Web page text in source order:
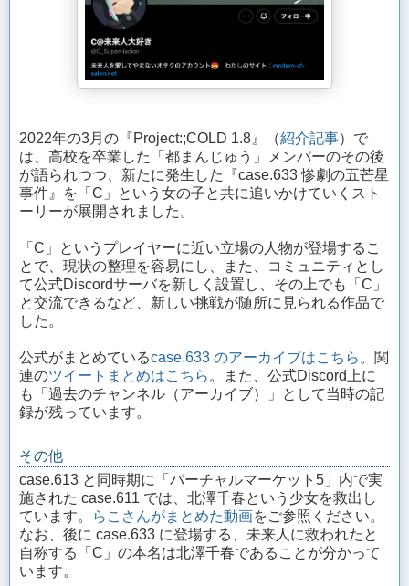
2022年の3月の『Project:;COLD 1.8』（紹介記事）で
は、高校を卒業した「都まんじゅう」メンバーのその後
が語られつつ、新たに発生した『case.633 惨劇の五芒星
事件』を「C」という女の子と共に追いかけていくスト
ーリーが展開されました。
「C」というプレイヤーに近い立場の人物が登場するこ
とで、現状の整理を容易にし、また、コミュニティとし
て公式Discordサーバを新しく設置し、その上でも「C」
と交流できるなど、新しい挑戦が随所に見られる作品で
した。
公式がまとめているcase.633 のアーカイブはこちら 。関
連のツイートまとめはこちら 。また、公式Discord上に
も「過去のチャンネル（アーカイブ）」として当時の記
録が残っています。
その他
case.613 と同時期に「バーチャルマーケット5」内で実
施された case.611 では、北澤千春という少女を救出し
ています。
らこさんがまとめた動画をご参照ください。
なお、後に case.633 に登場する、未来人に救われたと
自称する「C」の本名は北澤千春であることが分かって
います。